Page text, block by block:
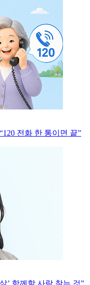
전화 한 통이면 끝”